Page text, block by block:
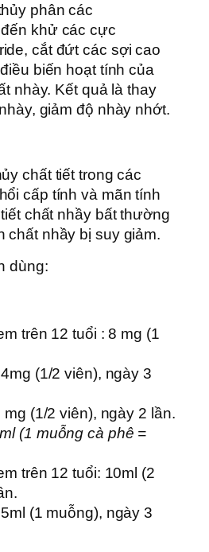
phân các
khử các cực
cắt đứt các sợi cao
biến hoạt tính của
nhày. Kết quả là thay
giảm độ nhày nhớt.
chất tiết trong các
cấp tính và mãn tính
chất nhầy bất thường
chất nhầy bị suy giảm.
dùng:
trên 12 tuổi : 8 mg (1
(1/2 viên), ngày 3
mg (1/2 viên), ngày 2 lần.
(1 muỗng cà phê =
trên 12 tuổi: 10ml (2
(1 muỗng), ngày 3